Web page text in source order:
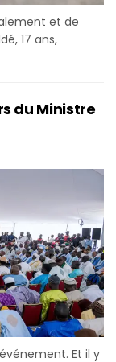
et de
17 ans,
du Ministre
Et il y